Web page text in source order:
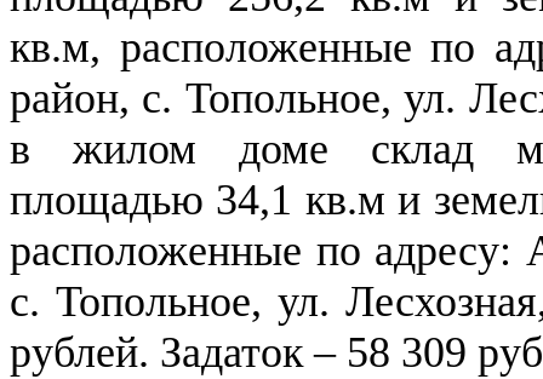
кв.м, расположенные по
район, с. Топольное, ул.
в жилом доме склад
площадью 34,1 кв.м и
расположенные по адресу:
с. Топольное, ул.
рублей. Задаток – 58 309